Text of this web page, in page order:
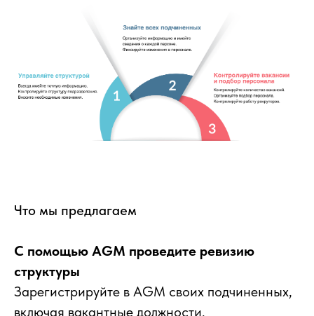
Что мы предлагаем
С помощью AGM проведите ревизию
структуры
Зарегистрируйте в AGM своих подчиненных,
включая вакантные должности.